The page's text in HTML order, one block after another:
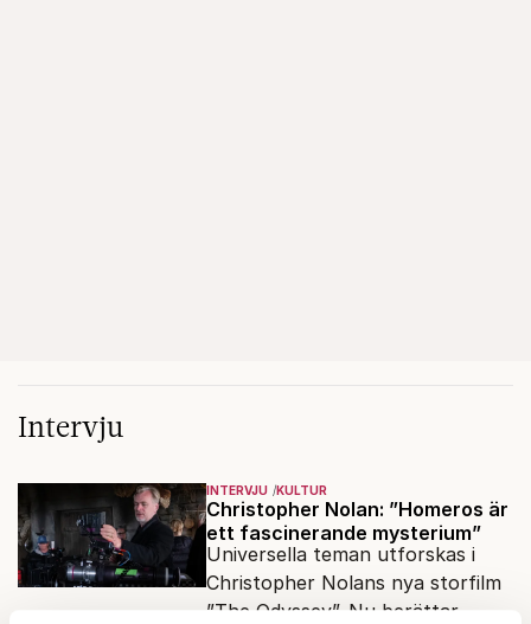
Intervju
INTERVJU KULTUR
Christopher Nolan: ”Homeros är
ett fascinerande mysterium”
Universella teman utforskas i
Christopher Nolans nya storfilm
”The Odyssey”. Nu berättar